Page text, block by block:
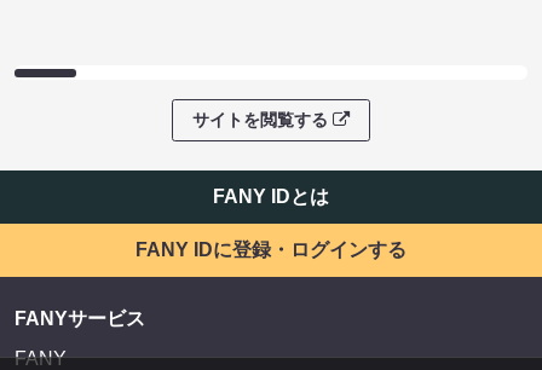
サイトを閲覧する
FANY IDとは
FANY IDに登録・ログインする
FANYサービス
FANY